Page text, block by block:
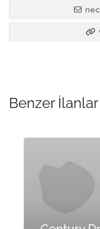
Benzer İlanlar